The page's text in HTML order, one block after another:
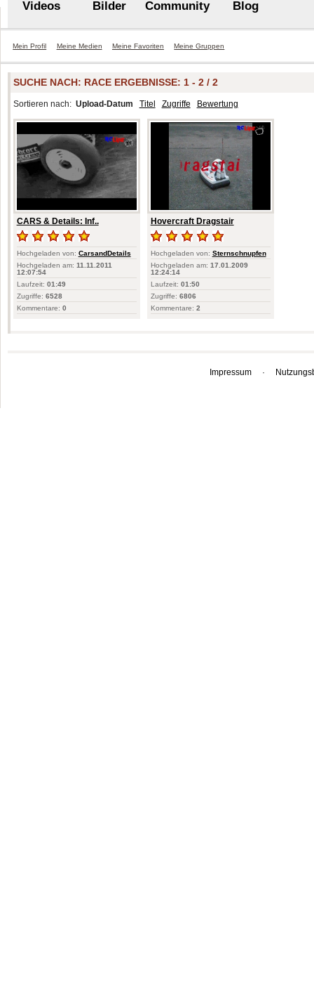
Videos Bilder Community Blog
Mein Profil Meine Medien Meine Favoriten Meine Gruppen
SUCHE NACH: RACE ERGEBNISSE: 1 - 2 / 2
Sortieren nach: Upload-Datum Titel Zugriffe Bewertung
CARS & Details: Inf..
Hochgeladen von: CarsandDetails
Hochgeladen am: 11.11.2011
12:07:54
Laufzeit: 01:49
Zugriffe: 6528
Kommentare: 0
Hovercraft Dragstair
Hochgeladen von: Sternschnupfen
Hochgeladen am: 17.01.2009
12:24:14
Laufzeit: 01:50
Zugriffe: 6806
Kommentare: 2
Impressum ·